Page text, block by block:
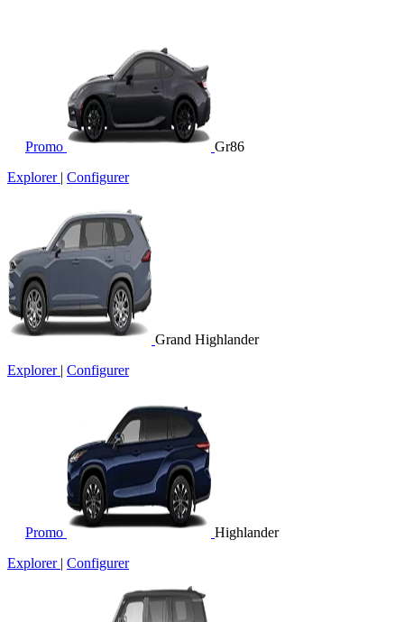
Promo
Gr86
Explorer | Configurer
Grand Highlander
Explorer | Configurer
Promo
Highlander
Explorer | Configurer